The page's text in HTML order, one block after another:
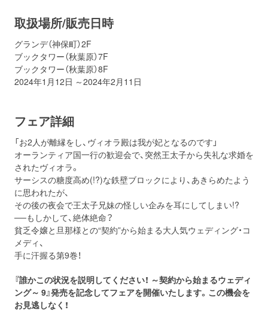
取扱場所/販売日時
グランデ（神保町）2F
ブックタワー（秋葉原）7F
ブックタワー（秋葉原）8F
2024年1月12日 ～2024年2月11日
フェア詳細
「お2人が離縁をし、ヴィオラ殿は我が妃となるのです」
オーランティア国一行の歓迎会で、突然王太子から失礼な求婚を
されたヴィオラ。
サーシスの糖度高め(!?)な鉄壁ブロックにより、あきらめたよう
に思われたが、
その後の夜会で王太子兄妹の怪しい企みを耳にしてしまい!?
──もしかして、絶体絶命？
貧乏令嬢と旦那様との“契約”から始まる大人気ウェディング・コ
メディ、
手に汗握る第9巻！
『誰かこの状況を説明してください！ ～契約から始まるウェディ
ング～ 9』発売を記念してフェアを開催いたします。この機会を
お見逃しなく！